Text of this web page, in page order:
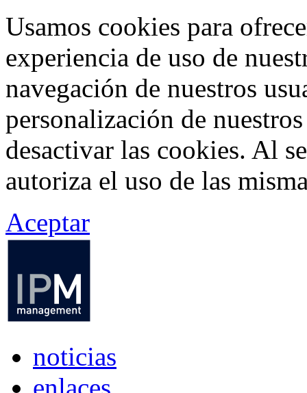
Usamos cookies para
experiencia de uso de
navegación de nuestros
personalización de
desactivar las cookies. Al
autoriza el uso de las
Aceptar
noticias